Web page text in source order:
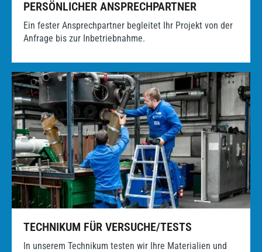
PERSÖNLICHER ANSPRECHPARTNER
Ein fester Ansprechpartner begleitet Ihr Projekt von der
Anfrage bis zur Inbetriebnahme.
TECHNIKUM FÜR VERSUCHE/TESTS
In unserem Technikum testen wir Ihre Materialien und